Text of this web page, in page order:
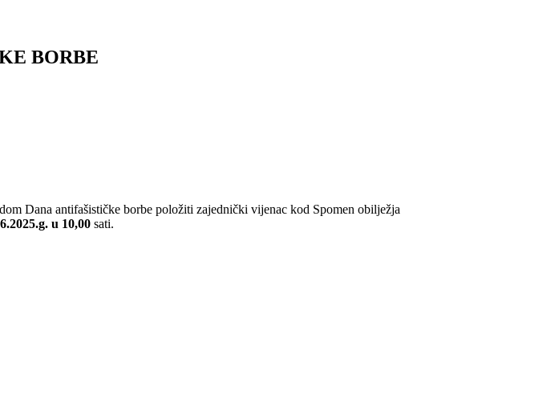
BORBE
Dana antifašističke borbe položiti zajednički vijenac kod Spomen obilježja
u 10,00 sati.